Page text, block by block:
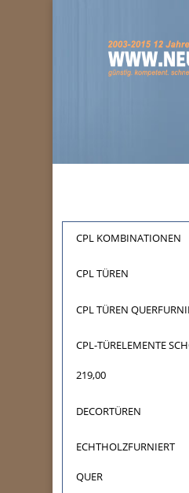
CPL KOMBINATIONEN
CPL TÜREN
CPL TÜREN
CPL-TÜRELEMENTE
219,00
DECORTÜREN
ECHTHOLZFURNIERT
QUER